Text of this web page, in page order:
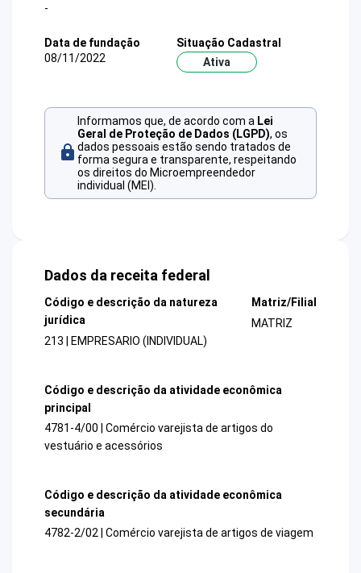
-
Data de fundação
08/11/2022
Situação Cadastral
Ativa
Informamos que, de acordo com a Lei
Geral de Proteção de Dados (LGPD), os
dados pessoais estão sendo tratados de
forma segura e transparente, respeitando
os direitos do Microempreendedor
individual (MEI).
Dados da receita federal
Código e descrição da natureza
jurídica
213 | EMPRESARIO (INDIVIDUAL)
Matriz/Filial
MATRIZ
Código e descrição da atividade econômica
principal
4781-4/00 | Comércio varejista de artigos do
vestuário e acessórios
Código e descrição da atividade econômica
secundária
4782-2/02 | Comércio varejista de artigos de viagem